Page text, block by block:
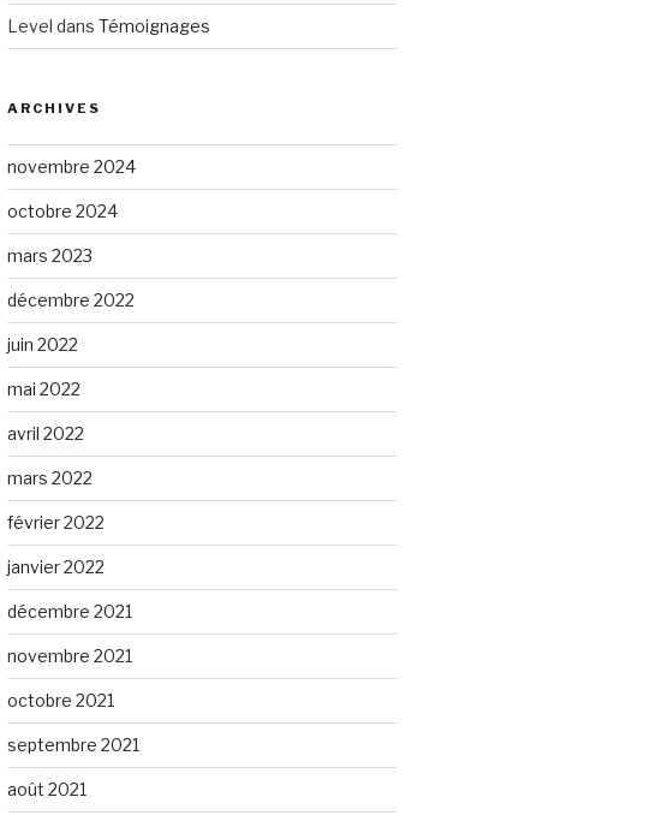
Level dans Témoignages
ARCHIVES
novembre 2024
octobre 2024
mars 2023
décembre 2022
juin 2022
mai 2022
avril 2022
mars 2022
février 2022
janvier 2022
décembre 2021
novembre 2021
octobre 2021
septembre 2021
août 2021